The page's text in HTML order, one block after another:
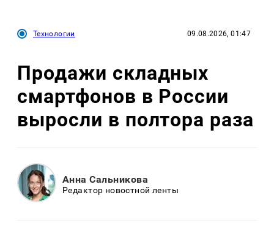
Технологии 09.08.2026, 01:47
Продажи складных
смартфонов в России
выросли в полтора раза
Анна Сальникова
Редактор новостной ленты